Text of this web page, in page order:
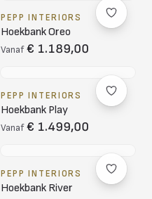
PEPP INTERIORS
Hoekbank Oreo
Vanaf € 1.189,00
PEPP INTERIORS
Hoekbank Play
Vanaf € 1.499,00
PEPP INTERIORS
Hoekbank River